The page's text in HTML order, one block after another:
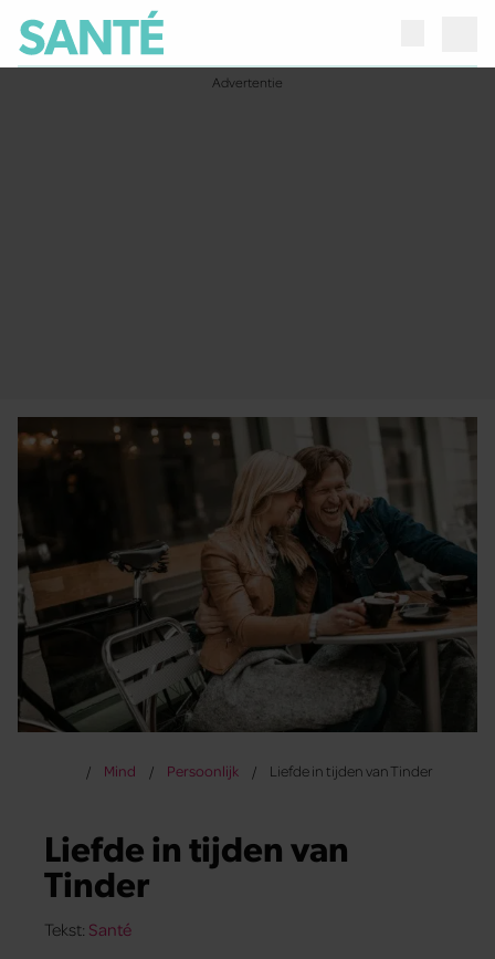
Mind Persoonlijk Liefde in tijden van Tinder
Liefde in tijden van
Tinder
Tekst: Santé